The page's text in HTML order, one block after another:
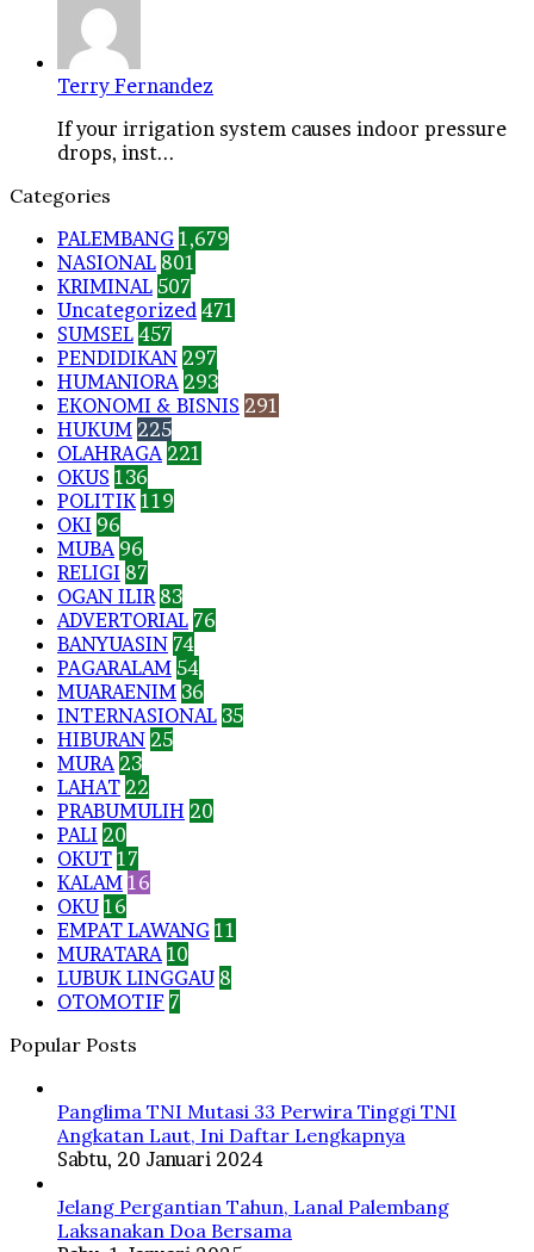
Terry Fernandez
If your irrigation system causes indoor pressure
drops, inst...
Categories
PALEMBANG 1,679
NASIONAL 801
KRIMINAL 507
Uncategorized 471
SUMSEL 457
PENDIDIKAN 297
HUMANIORA 293
EKONOMI & BISNIS 291
HUKUM 225
OLAHRAGA 221
OKUS 136
POLITIK 119
OKI 96
MUBA 96
RELIGI 87
OGAN ILIR 83
ADVERTORIAL 76
BANYUASIN 74
PAGARALAM 54
MUARAENIM 36
INTERNASIONAL 35
HIBURAN 25
MURA 23
LAHAT 22
PRABUMULIH 20
PALI 20
OKUT 17
KALAM 16
OKU 16
EMPAT LAWANG 11
MURATARA 10
LUBUK LINGGAU 8
OTOMOTIF 7
Popular Posts
Panglima TNI Mutasi 33 Perwira Tinggi TNI
Angkatan Laut, Ini Daftar Lengkapnya
Sabtu, 20 Januari 2024
Jelang Pergantian Tahun, Lanal Palembang
Laksanakan Doa Bersama